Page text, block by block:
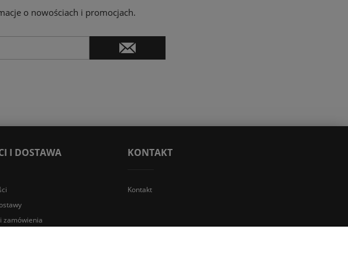
o nowościach i promocjach.
I DOSTAWA
zamówienia
KONTAKT
Kontakt
lub 600 012 159 | TGS Przemysław Stoń | NIP: 6312213594 | REGON: 276403698